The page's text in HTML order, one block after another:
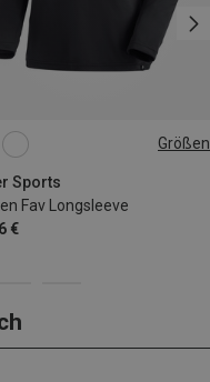
Größen
Sports
Fav Longsleeve
€
M